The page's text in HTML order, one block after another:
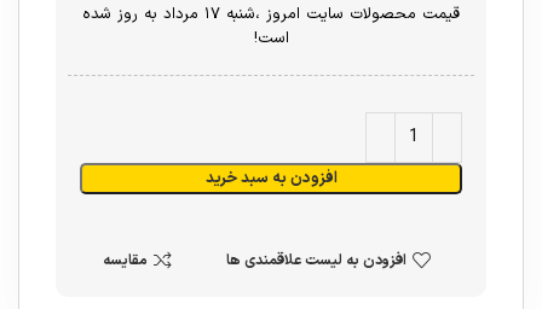
قیمت محصولات سایت امروز ،شنبه ۱۷ مرداد به روز شده
است!
افزودن به سبد خرید
افزودن به لیست علاقمندی ها مقایسه